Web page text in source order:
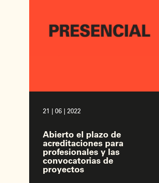
21 | 06 | 2022
Abierto el plazo de
acreditaciones para
profesionales y las
convocatorias de
proyectos